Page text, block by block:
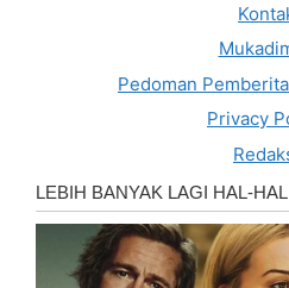
Pedoman
Privacy